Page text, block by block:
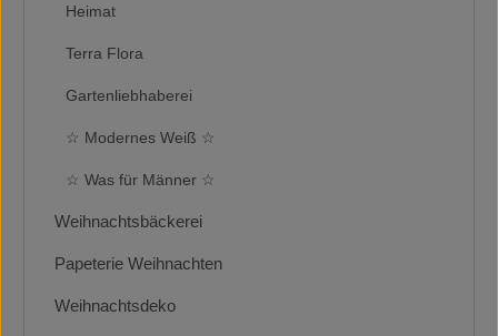
Heimat
Terra Flora
Gartenliebhaberei
☆ Modernes Weiß ☆
☆ Was für Männer ☆
Weihnachtsbäckerei
Papeterie Weihnachten
Weihnachtsdeko